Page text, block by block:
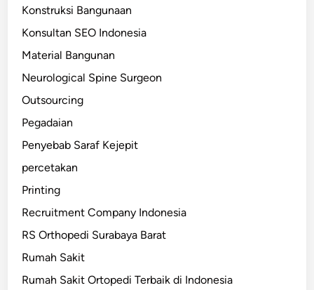
Konstruksi Bangunaan
Konsultan SEO Indonesia
Material Bangunan
Neurological Spine Surgeon
Outsourcing
Pegadaian
Penyebab Saraf Kejepit
percetakan
Printing
Recruitment Company Indonesia
RS Orthopedi Surabaya Barat
Rumah Sakit
Rumah Sakit Ortopedi Terbaik di Indonesia